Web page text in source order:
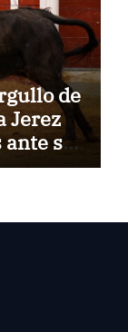
de
Jerez
ante su